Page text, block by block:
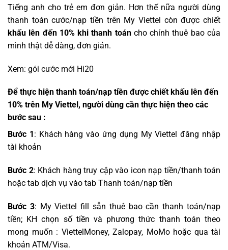
Tiếng anh cho trẻ em đơn giản. Hơn thế nữa người dùng
thanh toán cước/nạp tiền trên My Viettel còn được chiết
khấu lên đến 10% khi thanh toáncho chính thuê bao của
mình thật dễ dàng, đơn giản.
Xem: gói cước mới Hi20
Để thực hiện thanh toán/nạp tiền được chiết khấu lên đến
10% trên My Viettel, người dùng cần thực hiện theo các
bước sau :
Bước 1 : Khách hàng vào ứng dụng My Viettel đăng nhập
tài khoản
Bước 2: Khách hàng truy cập vào icon nạp tiền/thanh toán
hoặc tab dịch vụ vào tab Thanh toán/nạp tiền
Bước 3: My Viettel fill sẵn thuê bao cần thanh toán/nạp
tiền; KH chọn số tiền và phương thức thanh toán theo
mong muốn : ViettelMoney, Zalopay, MoMo hoặc qua tài
khoản ATM/Visa.